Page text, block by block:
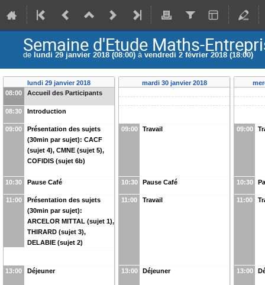
Semaine d'Etude Maths-
de lundi 29 janvier 2018 (08:00) àvendredi 2 février 2018 (18:00)
lundi 29 janvier 2018
08:00
Accueil des Participants
08:30 Introduction
09:00
Présentation des sujets
(30min par sujet): CACF
(sujet 4), CMNE (sujet 5),
COFIDIS (sujet 6b)
10:30 Pause Café
11:00
Présentation des sujets
(30min par sujet):
ARCELOR MITTAL (sujet 1),
THIRARD (sujet 3),
DELABIE (sujet 2)
13:00 Déjeuner
mardi 30 janvier 2018
09:00 Travail
10:30 Pause Café
11:00 Travail
13:00 Déjeuner
09:00
10:30
11:00
13:00